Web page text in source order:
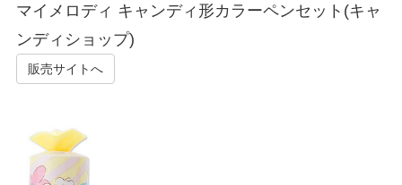
マイメロディ キャンディ形カラーペンセット(キャ
ンディショップ)
販売サイトへ